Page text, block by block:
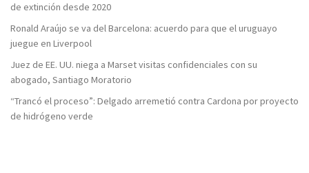
de extinción desde 2020
Ronald Araújo se va del Barcelona: acuerdo para que el uruguayo
juegue en Liverpool
Juez de EE. UU. niega a Marset visitas confidenciales con su
abogado, Santiago Moratorio
“Trancó el proceso”: Delgado arremetió contra Cardona por proyecto
de hidrógeno verde